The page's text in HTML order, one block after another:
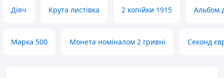
Діяч Крута листівка 2 копійки 1915 Альбом
Марка 500 Монета номіналом 2 гривні Секонд